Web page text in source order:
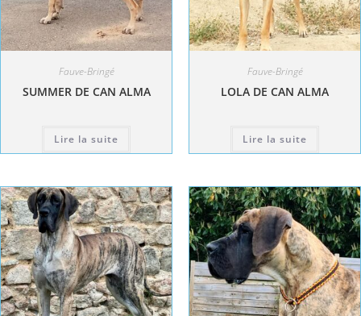
Fauve-Bringé
SUMMER DE CAN ALMA
Lire la suite
Fauve-Bringé
LOLA DE CAN ALMA
Lire la suite